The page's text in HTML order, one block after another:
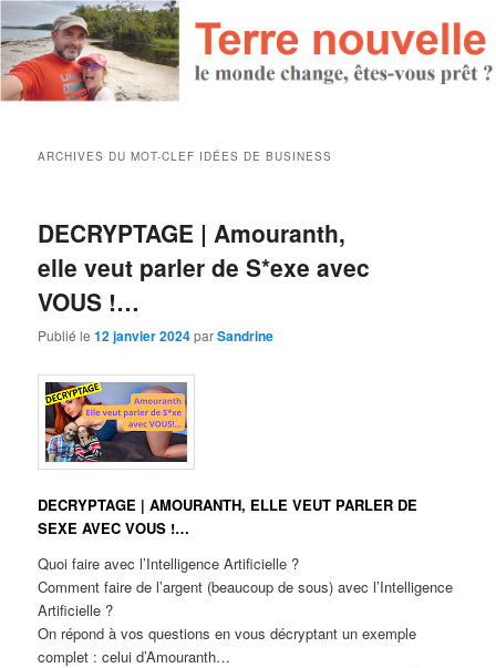
ARCHIVES DU MOT-CLEF IDÉES DE BUSINESS
DECRYPTAGE | Amouranth,
elle veut parler de S*exe avec
VOUS !…
Publié le12 janvier 2024parSandrine
DECRYPTAGE | AMOURANTH, ELLE VEUT PARLER DE
SEXE AVEC VOUS !…
Quoi faire avec l’Intelligence Artificielle ?
Comment faire de l’argent (beaucoup de sous) avec l’Intelligence
Artificielle ?
On répond à vos questions en vous décryptant un exemple
complet : celui d’Amouranth…